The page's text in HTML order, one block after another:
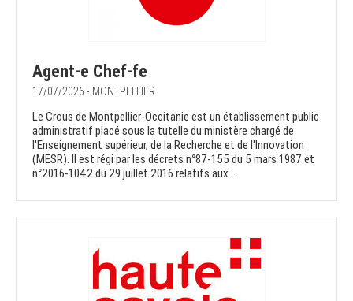
Agent-e Chef-fe
17/07/2026 - MONTPELLIER
Le Crous de Montpellier-Occitanie est un établissement public
administratif placé sous la tutelle du ministère chargé de
l'Enseignement supérieur, de la Recherche et de l'Innovation
(MESR). Il est régi par les décrets n°87-155 du 5 mars 1987 et
n°2016-1042 du 29 juillet 2016 relatifs aux...